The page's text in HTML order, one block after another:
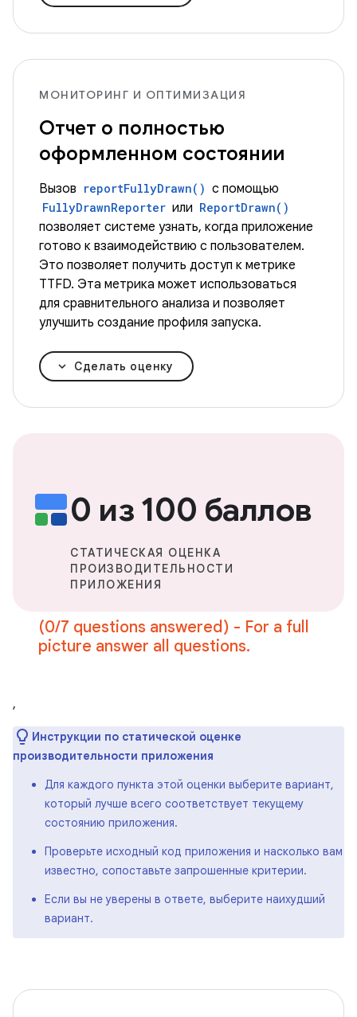
МОНИТОРИНГ И ОПТИМИЗАЦИЯ
Отчет о полностью
оформленном состоянии
Вызов reportFullyDrawn() с помощью
FullyDrawnReporter или ReportDrawn()
позволяет системе узнать, когда приложение
готово к взаимодействию с пользователем.
Это позволяет получить доступ к метрике
TTFD. Эта метрика может использоваться
для сравнительного анализа и позволяет
улучшить создание профиля запуска.
Сделать оценку
0 из 100 баллов
СТАТИЧЕСКАЯ ОЦЕНКА
ПРОИЗВОДИТЕЛЬНОСТИ
ПРИЛОЖЕНИЯ
(0/7 questions answered) - For a full
picture answer all questions.
,
Инструкции по статической оценке
производительности приложения
Для каждого пункта этой оценки выберите вариант,
который лучше всего соответствует текущему
состоянию приложения.
Проверьте исходный код приложения и насколько вам
известно, сопоставьте запрошенные критерии.
Если вы не уверены в ответе, выберите наихудший
вариант.